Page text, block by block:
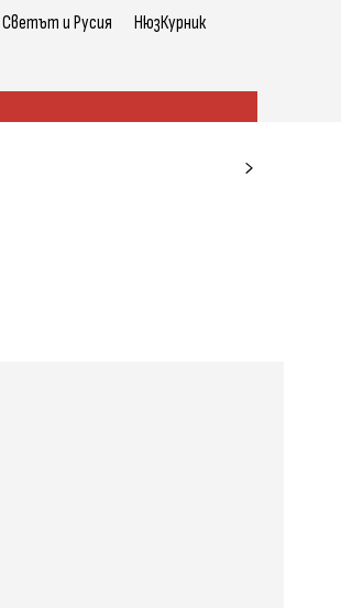
Светът и Русия НюзКурник